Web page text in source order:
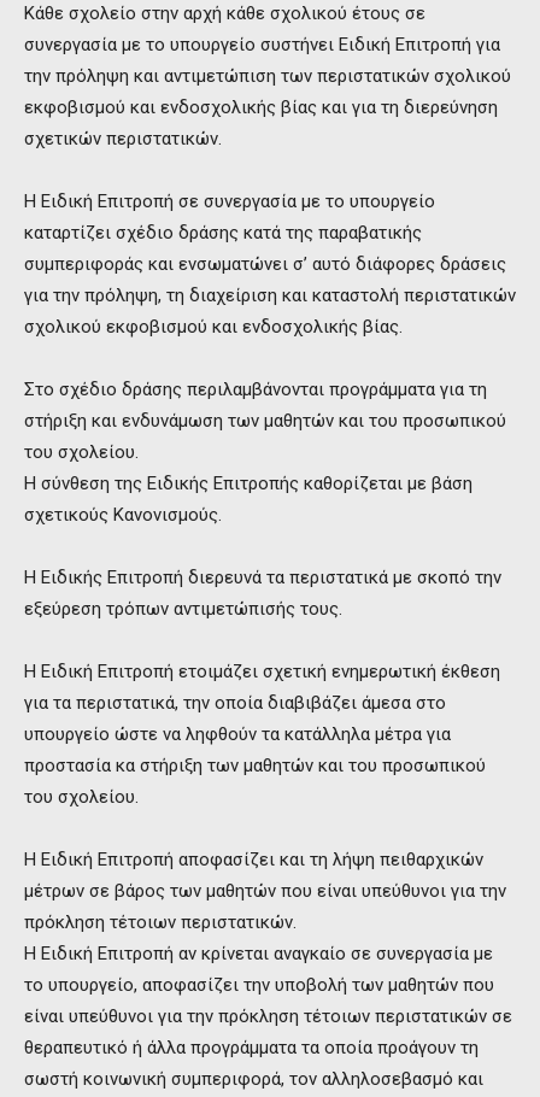
Κάθε σχολείο στην αρχή κάθε σχολικού έτους σε
συνεργασία με το υπουργείο συστήνει Ειδική Επιτροπή για
την πρόληψη και αντιμετώπιση των περιστατικών σχολικού
εκφοβισμού και ενδοσχολικής βίας και για τη διερεύνηση
σχετικών περιστατικών.
Η Ειδική Επιτροπή σε συνεργασία με το υπουργείο
καταρτίζει σχέδιο δράσης κατά της παραβατικής
συμπεριφοράς και ενσωματώνει σ’ αυτό διάφορες δράσεις
για την πρόληψη, τη διαχείριση και καταστολή περιστατικών
σχολικού εκφοβισμού και ενδοσχολικής βίας.
Στο σχέδιο δράσης περιλαμβάνονται προγράμματα για τη
στήριξη και ενδυνάμωση των μαθητών και του προσωπικού
του σχολείου.
Η σύνθεση της Ειδικής Επιτροπής καθορίζεται με βάση
σχετικούς Κανονισμούς.
Η Ειδικής Επιτροπή διερευνά τα περιστατικά με σκοπό την
εξεύρεση τρόπων αντιμετώπισής τους.
Η Ειδική Επιτροπή ετοιμάζει σχετική ενημερωτική έκθεση
για τα περιστατικά, την οποία διαβιβάζει άμεσα στο
υπουργείο ώστε να ληφθούν τα κατάλληλα μέτρα για
προστασία κα στήριξη των μαθητών και του προσωπικού
του σχολείου.
Η Ειδική Επιτροπή αποφασίζει και τη λήψη πειθαρχικών
μέτρων σε βάρος των μαθητών που είναι υπεύθυνοι για την
πρόκληση τέτοιων περιστατικών.
Η Ειδική Επιτροπή αν κρίνεται αναγκαίο σε συνεργασία με
το υπουργείο, αποφασίζει την υποβολή των μαθητών που
είναι υπεύθυνοι για την πρόκληση τέτοιων περιστατικών σε
θεραπευτικό ή άλλα προγράμματα τα οποία προάγουν τη
σωστή κοινωνική συμπεριφορά, τον αλληλοσεβασμό και